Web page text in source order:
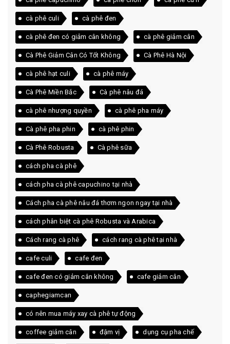
cà phê culi cà phê đen
cà phê đen có giảm cân không cà phê giảm cân
Cà Phê Giảm Cân Có Tốt Không Cà Phê Hà Nội
cà phê hạt culi cà phê máy
Cà Phê Miền Bắc Cà phê nâu đá
cà phê nhượng quyền cà phê pha máy
Cà phê pha phin cà phê phin
Cà Phê Robusta Cà phê sữa
cách pha cà phê
cách pha cà phê capuchino tại nhà
Cách pha cà phê nâu đá thơm ngon ngay tại nhà
cách phân biệt cà phê Robusta và Arabica
Cách rang cà phê cách rang cà phê tại nhà
cafe culi cafe đen
cafe đen có giảm cân không cafe giảm cân
caphegiamcan
có nên mua máy xay cà phê tự động
coffee giảm cân đậm vị dụng cụ pha chế